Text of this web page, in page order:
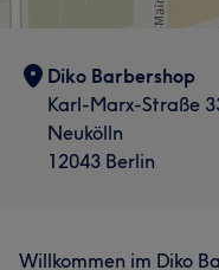
Diko Barbershop
Karl-Marx-Straße
Neukölln
12043 Berlin
Willkommen im Diko